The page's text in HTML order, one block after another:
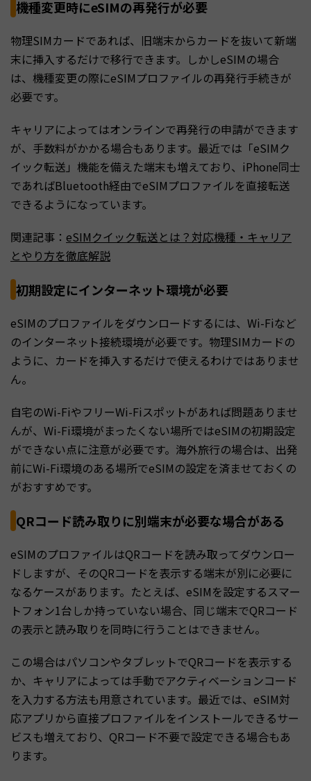
機種変更時にeSIMの再発行が必要
物理SIMカードであれば、旧端末からカードを抜いて新端
末に挿入するだけで移行できます。しかしeSIMの場合
は、機種変更の際にeSIMプロファイルの再発行手続きが
必要です。
キャリアによってはオンラインで再発行の申請ができます
が、手数料がかかる場合もあります。最近では「eSIMク
イック転送」機能を備えた端末も増えており、iPhone同士
であればBluetooth経由でeSIMプロファイルを直接転送
できるようになっています。
関連記事： eSIMクイック転送とは？対応機種・キャリア
とやり方を徹底解説
初期設定にインターネット環境が必要
eSIMのプロファイルをダウンロードするには、Wi-Fiなど
のインターネット接続環境が必要です。物理SIMカードの
ように、カードを挿入するだけで使えるわけではありませ
ん。
自宅のWi-FiやフリーWi-Fiスポットがあれば問題ありませ
んが、Wi-Fi環境がまったくない場所ではeSIMの初期設定
ができない点に注意が必要です。海外旅行の場合は、出発
前にWi-Fi環境のある場所でeSIMの設定を済ませておくの
がおすすめです。
QRコード読み取りに別端末が必要な場合がある
eSIMのプロファイルはQRコードを読み取ってダウンロー
ドしますが、そのQRコードを表示する端末が別に必要に
なるケースがあります。たとえば、eSIMを設定するスマー
トフォン1台しか持っていない場合、同じ端末でQRコード
の表示と読み取りを同時に行うことはできません。
この場合はパソコンやタブレットでQRコードを表示する
か、キャリアによっては手動でアクティベーションコード
を入力する方法も用意されています。最近では、eSIM対
応アプリから直接プロファイルをインストールできるサー
ビスも増えており、QRコード不要で設定できる場合もあ
ります。